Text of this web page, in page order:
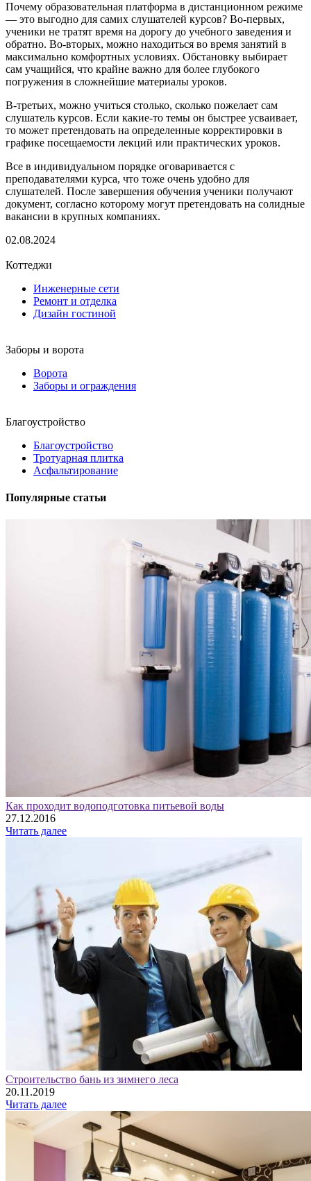
Почему образовательная платформа в дистанционном режиме
— это выгодно для самих слушателей курсов? Во-первых,
ученики не тратят время на дорогу до учебного заведения и
обратно. Во-вторых, можно находиться во время занятий в
максимально комфортных условиях. Обстановку выбирает
сам учащийся, что крайне важно для более глубокого
погружения в сложнейшие материалы уроков.
В-третьих, можно учиться столько, сколько пожелает сам
слушатель курсов. Если какие-то темы он быстрее усваивает,
то может претендовать на определенные корректировки в
графике посещаемости лекций или практических уроков.
Все в индивидуальном порядке оговаривается с
преподавателями курса, что тоже очень удобно для
слушателей. После завершения обучения ученики получают
документ, согласно которому могут претендовать на солидные
вакансии в крупных компаниях.
02.08.2024
Коттеджи
Инженерные сети
Ремонт и отделка
Дизайн гостиной
Заборы и ворота
Ворота
Заборы и ограждения
Благоустройство
Благоустройство
Тротуарная плитка
Асфальтирование
Популярные статьи
Как проходит водоподготовка питьевой воды
27.12.2016
Читать далее
Строительство бань из зимнего леса
20.11.2019
Читать далее